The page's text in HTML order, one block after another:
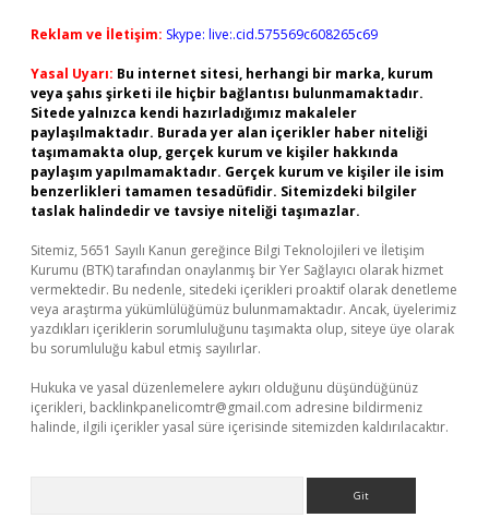
Reklam ve İletişim: Skype: live:.cid.575569c608265c69
Yasal Uyarı: Bu internet sitesi, herhangi bir marka, kurum
veya şahıs şirketi ile hiçbir bağlantısı bulunmamaktadır.
Sitede yalnızca kendi hazırladığımız makaleler
paylaşılmaktadır. Burada yer alan içerikler haber niteliği
taşımamakta olup, gerçek kurum ve kişiler hakkında
paylaşım yapılmamaktadır. Gerçek kurum ve kişiler ile isim
benzerlikleri tamamen tesadüfidir. Sitemizdeki bilgiler
taslak halindedir ve tavsiye niteliği taşımazlar.
Sitemiz, 5651 Sayılı Kanun gereğince Bilgi Teknolojileri ve İletişim
Kurumu (BTK) tarafından onaylanmış bir Yer Sağlayıcı olarak hizmet
vermektedir. Bu nedenle, sitedeki içerikleri proaktif olarak denetleme
veya araştırma yükümlülüğümüz bulunmamaktadır. Ancak, üyelerimiz
yazdıkları içeriklerin sorumluluğunu taşımakta olup, siteye üye olarak
bu sorumluluğu kabul etmiş sayılırlar.
Hukuka ve yasal düzenlemelere aykırı olduğunu düşündüğünüz
içerikleri, backlinkpanelicomtr@gmail.com adresine bildirmeniz
halinde, ilgili içerikler yasal süre içerisinde sitemizden kaldırılacaktır.